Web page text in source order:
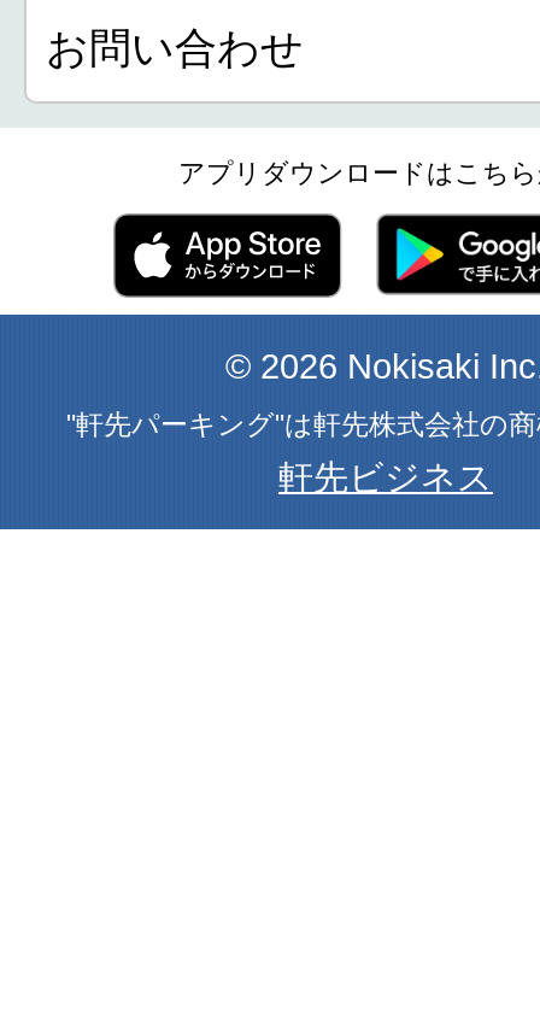
お問い合わせ
アプリダウンロードはこち
© 2026 Nokisaki
"軒先パーキング"は軒先株式会社の
軒先ビジネス